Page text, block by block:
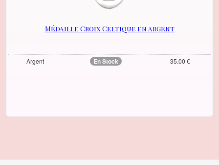
Médaille Croix Celtique en argent
Argent En Stock 35.00 €